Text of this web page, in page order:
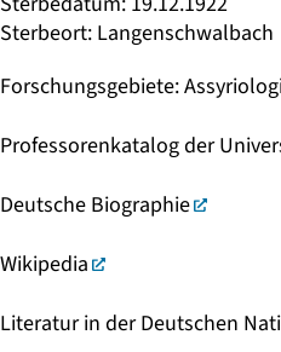
Sterbeort: Langenschwalbach
Forschungsgebiete:
Professorenkatalog der
Deutsche Biographie
Wikipedia
Literatur in der Deutschen